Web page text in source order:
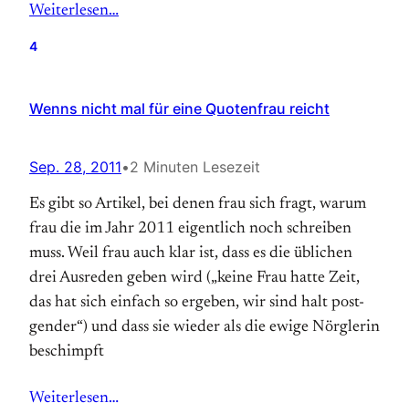
Weiterlesen…
4
Wenns nicht mal für eine Quotenfrau reicht
Sep. 28, 2011•2 Minuten Lesezeit
Es gibt so Artikel, bei denen frau sich fragt, warum
frau die im Jahr 2011 eigentlich noch schreiben
muss. Weil frau auch klar ist, dass es die üblichen
drei Ausreden geben wird („keine Frau hatte Zeit,
das hat sich einfach so ergeben, wir sind halt post-
gender“) und dass sie wieder als die ewige Nörglerin
beschimpft
Weiterlesen…